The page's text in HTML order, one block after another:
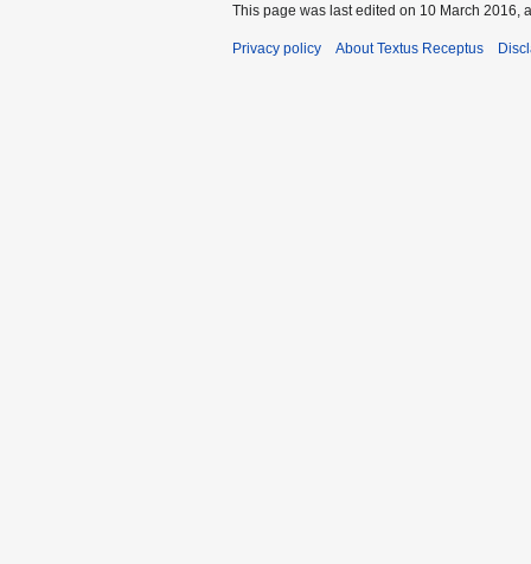
This page was last edited on 10 March 2016,
Privacy policy About Textus Receptus